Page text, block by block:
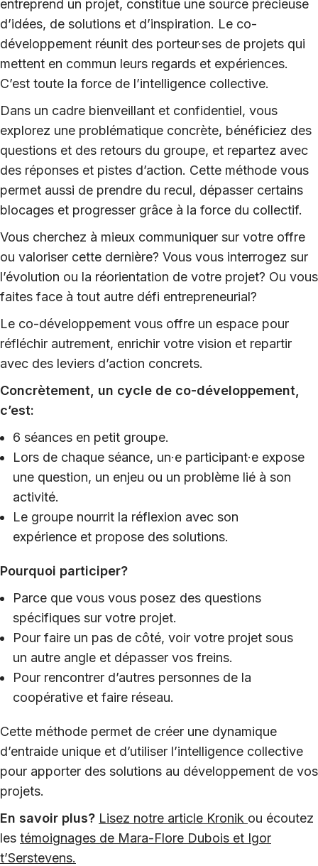
entreprend un projet, constitue une source précieuse
d’idées, de solutions et d’inspiration. Le co-
développement réunit des porteur·ses de projets qui
mettent en commun leurs regards et expériences.
C’est toute la force de l’intelligence collective.
Dans un cadre bienveillant et confidentiel, vous
explorez une problématique concrète, bénéficiez des
questions et des retours du groupe, et repartez avec
des réponses et pistes d’action. Cette méthode vous
permet aussi de prendre du recul, dépasser certains
blocages et progresser grâce à la force du collectif.
Vous cherchez à mieux communiquer sur votre offre
ou valoriser cette dernière? Vous vous interrogez sur
l’évolution ou la réorientation de votre projet? Ou vous
faites face à tout autre défi entrepreneurial?
Le co-développement vous offre un espace pour
réfléchir autrement, enrichir votre vision et repartir
avec des leviers d’action concrets.
Concrètement, un cycle de co-développement,
c’est:
6 séances en petit groupe.
Lors de chaque séance, un·e participant·e expose
une question, un enjeu ou un problème lié à son
activité.
Le groupe nourrit la réflexion avec son
expérience et propose des solutions.
Pourquoi participer?
Parce que vous vous posez des questions
spécifiques sur votre projet.
Pour faire un pas de côté, voir votre projet sous
un autre angle et dépasser vos freins.
Pour rencontrer d’autres personnes de la
coopérative et faire réseau.
Cette méthode permet de créer une dynamique
d’entraide unique et d’utiliser l’intelligence collective
pour apporter des solutions au développement de vos
projets.
En savoir plus? Lisez notre article Kronik ou écoutez
les témoignages de Mara-Flore Dubois et Igor
t’Serstevens.